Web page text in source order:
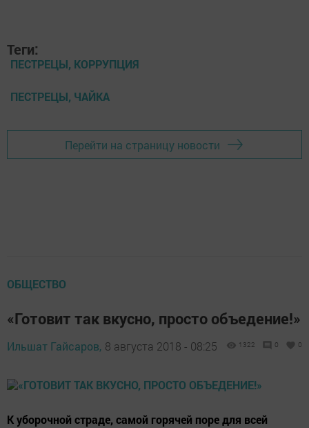
Теги:
ПЕСТРЕЦЫ, КОРРУПЦИЯ
ПЕСТРЕЦЫ, ЧАЙКА
Перейти на страницу новости
ОБЩЕСТВО
«Готовит так вкусно, просто объедение!»
Ильшат Гайсаров, 8 августа 2018 - 08:25 1322 0 0
К уборочной страде, самой горячей поре для всей